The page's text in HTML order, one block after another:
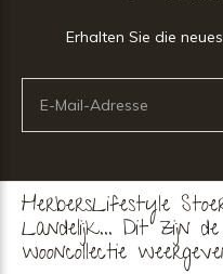
Erhalten Sie die
HerbersLifestyle
Landelijk... Dit zijn
wooncollectie